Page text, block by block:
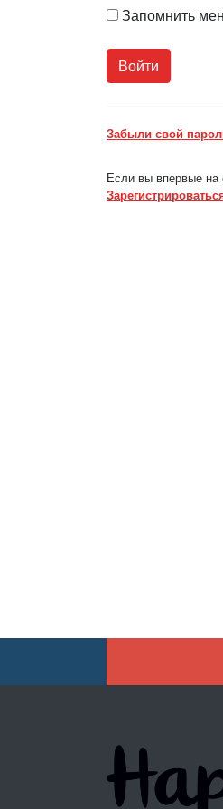
Запомнить
Забыли свой
Если вы впервые на